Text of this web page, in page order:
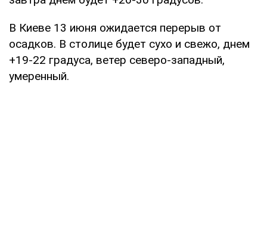
В Киеве 13 июня ожидается перерыв от
осадков. В столице будет сухо и свежо, днем
+19-22 градуса, ветер северо-западный,
умеренный.